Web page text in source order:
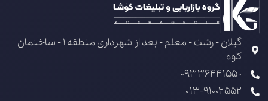
گیلان - رشت - معلم - بعد از شهرداری منطقه 1 - ساختمان
کاوه
09336441550
013-91002552